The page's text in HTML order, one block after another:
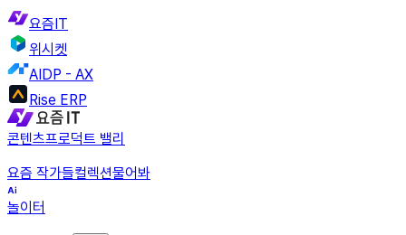
요즘IT
위시켓
AIDP - AX
Rise ERP
콘텐츠프로덕트 밸리
요즘 작가들컬렉션물어봐
놀이터